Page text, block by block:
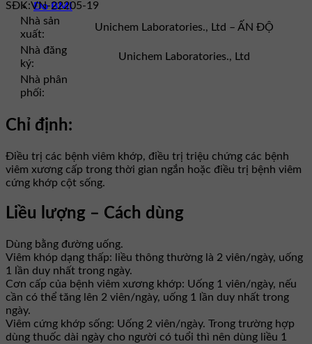
Đo BMI
SĐK:VN-22205-19
Nhà sản
xuất:
Unichem Laboratories., Ltd – ẤN ĐỘ
Nhà đăng
ký:
Unichem Laboratories., Ltd
Nhà phân
phối:
Chỉ định:
Điều trị các bệnh viêm khớp, điều trị triệu chứng các bệnh
viêm xương cấp trong thời gian ngắn hoặc điều trị bệnh viêm
cứng khớp cột sống.
Liều lượng – Cách dùng
Dùng bằng đường uống.
Viêm khóp dạng thấp: liều thông thường là 2 viên/ngày, uống
1 lần duy nhất trong ngày.
Cơn cấp của bệnh viêm xương khớp: Uống 1 viên/ngày, nếu
cần có thể tăng lên 2 viên/ngày, uống 1 lần duy nhất trong
ngày.
Viêm cứng khớp sống: Uống 2 viên/ngày. Trong trường hợp
dùng thuốc dài ngày cho người có tuổi thì nên dùng liều 1